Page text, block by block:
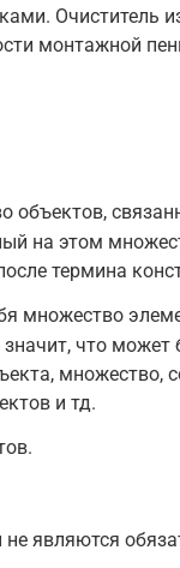
Очиститель
монтажной
объектов,
на этом
термина
множество
что может
множество,
и тд.
являются